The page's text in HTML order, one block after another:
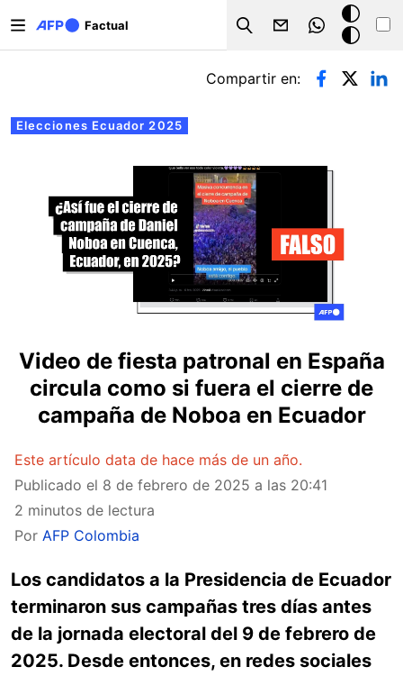
Factual
Search
Modo
oscuro
Solapas principales
Elecciones Ecuador 2025
Compartir en:
Video de fiesta patronal en España
circula como si fuera el cierre de
campaña de Noboa en Ecuador
Este artículo data de hace más de un año.
Publicado el 8 de febrero de 2025 a las 20:41
2 minutos de lectura
Por AFP Colombia
Los candidatos a la Presidencia de Ecuador
terminaron sus campañas tres días antes
de la jornada electoral del 9 de febrero de
2025. Desde entonces, en redes sociales